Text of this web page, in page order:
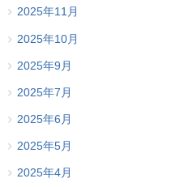
2025年11月
2025年10月
2025年9月
2025年7月
2025年6月
2025年5月
2025年4月